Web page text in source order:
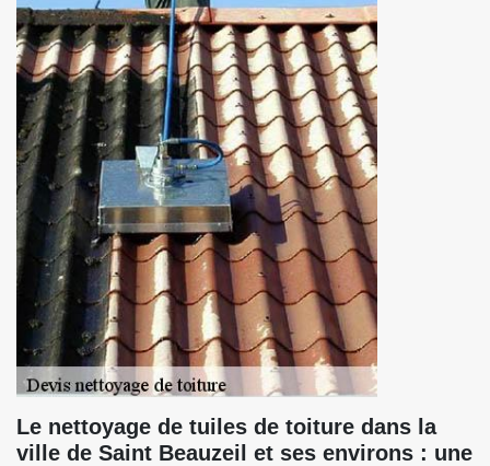
Le nettoyage de tuiles de toiture dans la
ville de Saint Beauzeil et ses environs : une